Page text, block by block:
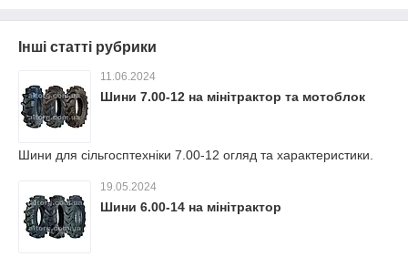
Інші статті рубрики
11.06.2024
Шини 7.00-12 на мінітрактор та мотоблок
Шини для сільгосптехніки 7.00-12 огляд та характеристики.
19.05.2024
Шини 6.00-14 на мінітрактор